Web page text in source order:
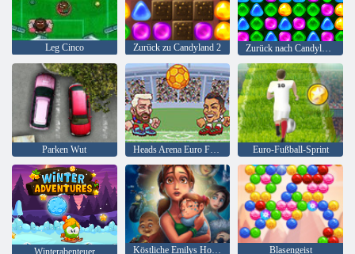
Leg Cinco Zurück zu Candyland 2 Zurück nach Candyland 4: Lollipop Garden
Parken Wut Heads Arena Euro Fußball Euro-Fußball-Sprint
Winterabenteuer Köstliche Emilys Hopes & Fears Blasengeist